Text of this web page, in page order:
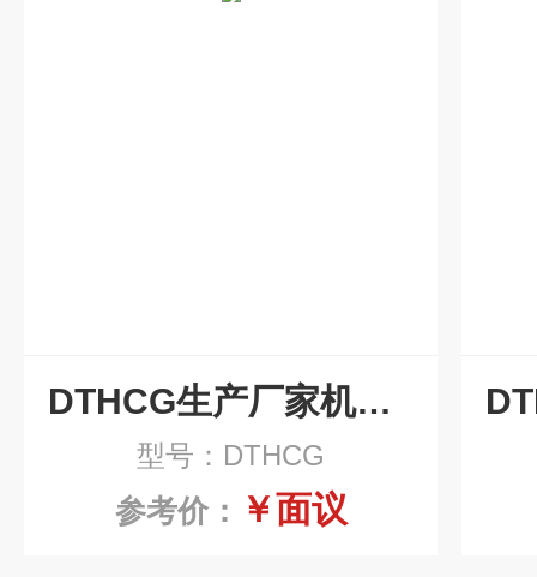
DTHCG生产厂家机床磁辊排屑机
型号：DTHCG
参考价： ￥面议